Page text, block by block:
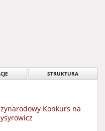
STRUKTURA
Konkurs na